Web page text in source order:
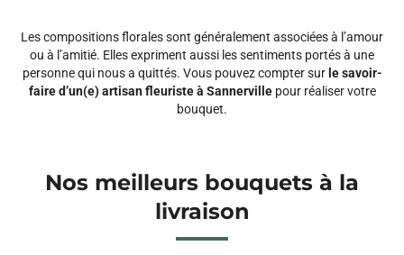
Les compositions florales sont généralement associées à l’amour
ou à l’amitié. Elles expriment aussi les sentiments portés à une
personne qui nous a quittés. Vous pouvez compter sur le savoir-
faire d’un(e) artisan fleuriste à Sannervillepour réaliser votre
bouquet.
Nos meilleurs bouquets à la
livraison